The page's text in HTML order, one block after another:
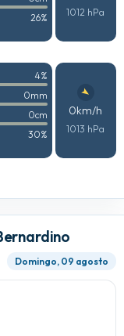
26% 1012 hPa
4%
0mm
0cm
30%
0km/h
1013 hPa
Domingo, 09 agosto